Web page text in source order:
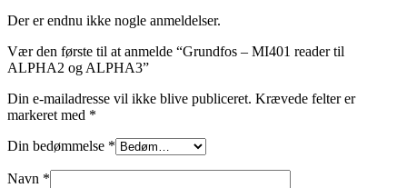
Der er endnu ikke nogle anmeldelser.
Vær den første til at anmelde “Grundfos – MI401 reader til
ALPHA2 og ALPHA3”
Din e-mailadresse vil ikke blive publiceret. Krævede felter er
markeret med *
Din bedømmelse *
Navn *